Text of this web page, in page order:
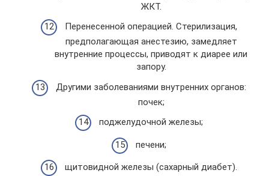
ЖКТ.
Перенесенной операцией. Стерилизация,
предполагающая анестезию, замедляет
внутренние процессы, приводят к диарее или
запору.
Другими заболеваниями внутренних органов:
почек;
поджелудочной железы;
печени;
щитовидной железы (сахарный диабет).